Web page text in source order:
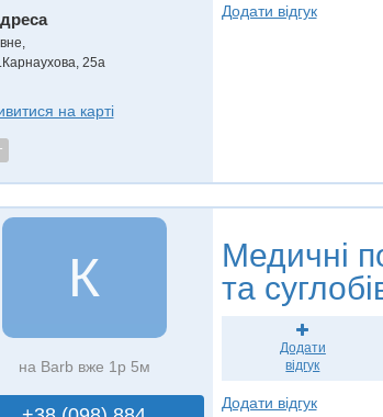
25а
на карті
Додати відгук
К
на Barb вже 1р 5м
Медичні
та
Додати
відгук
Додати відгук